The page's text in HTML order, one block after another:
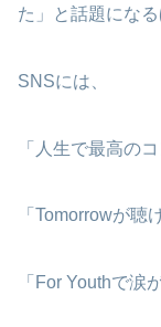
た」と話題にな
SNSには、
「人生で最高の
「Tomorrowが聴
「For Youthで涙